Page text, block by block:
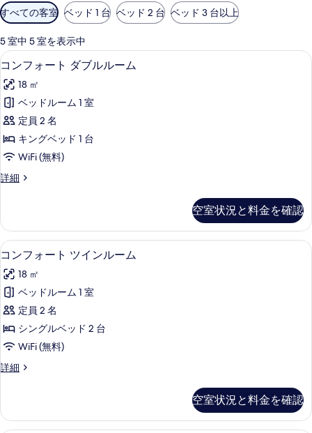
利
用
可
能
な
客
室
の
り
込
み
すべての客室 ベッド 1 台 ベッド 2 台 ベッド 3 台以上
5 室中 5 室を表示中
コ
ン
フ
ォ
ー
ト
ブ
ル
ー
ム
の
す
べ
て
の
写
表
コンフォート ダブルルーム | 低刺激
6
コンフォート ダブルルーム
18 ㎡
ベッドルーム 1 室
定員 2 名
キングベッド 1 台
WiFi (無料)
詳細
コ
ー
ト
ダ
ル
ル
ー
ム
の
詳
細
空室状況と料金を確認
コ
ン
フ
ォ
ー
ト
イ
ル
ー
低刺激性寝具、デスク、防音設備、
6
コンフォート ツインルーム
18 ㎡
ベッドルーム 1 室
定員 2 名
シングルベッド 2 台
WiFi (無料)
詳細
コ
ー
ト
空室状況と料金を確認